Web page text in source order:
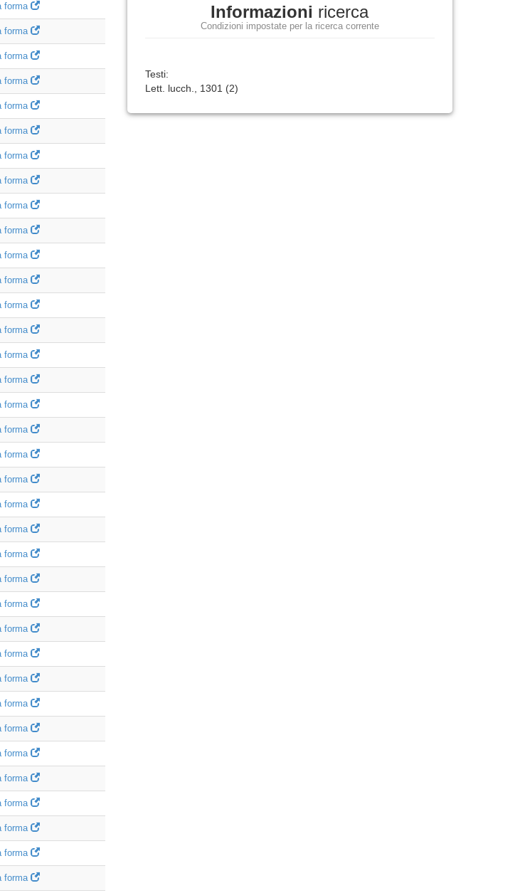
forma
forma
forma
forma
forma
forma
forma
forma
forma
forma
forma
forma
forma
forma
forma
forma
forma
forma
forma
forma
forma
forma
forma
forma
forma
forma
forma
forma
forma
forma
forma
forma
forma
forma
forma
forma
Informazioni ricerca
Condizioni impostate per la ricerca corrente
Testi:
Lett. lucch., 1301 (2)